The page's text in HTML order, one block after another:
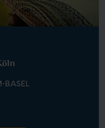
BASEL